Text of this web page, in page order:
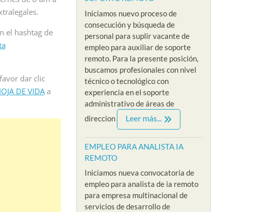
el hashtag de
dar clic
DE VIDAa
Iniciamos nuevo proceso de
consecución y búsqueda de
personal para suplir vacante de
empleo para auxiliar de soporte
remoto. Para la presente posición,
buscamos profesionales con nivel
técnico o tecnológico con
experiencia en el soporte
administrativo de áreas de
direccion
Leer más...
EMPLEO PARA ANALISTA IA
REMOTO
Iniciamos nueva convocatoria de
empleo para analista de ia remoto
para empresa multinacional de
servicios de desarrollo de